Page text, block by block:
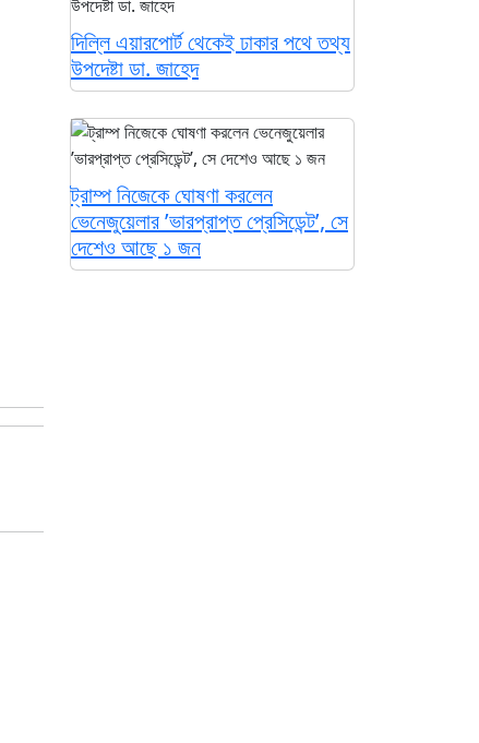
দিল্লি এয়ারপোর্ট থেকেই ঢাকার পথে তথ্য
উপদেষ্টা ডা. জাহেদ
ট্রাম্প নিজেকে ঘোষণা করলেন
ভেনেজুয়েলার ’ভারপ্রাপ্ত প্রেসিডেন্ট’, সে
দেশেও আছে ১ জন